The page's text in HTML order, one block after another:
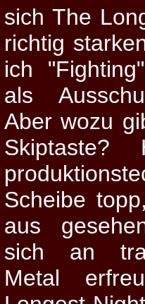
sich The
richtig
ich
als
Aber wozu
Skiptaste?
Scheibe
aus
sich an
Metal